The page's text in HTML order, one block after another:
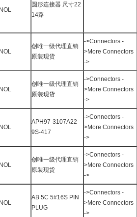
圆形连接器 尺寸22
14路
创唯一级代理直销
原装现货
->Connectors -
>More Connectors
->
创唯一级代理直销
原装现货
->Connectors -
>More Connectors
->
APH97-3107A22-
9S-417
->Connectors -
>More Connectors
->
创唯一级代理直销
原装现货
->Connectors -
>More Connectors
->
AB 5C 5#16S PIN
PLUG
->Connectors -
>More Connectors
->